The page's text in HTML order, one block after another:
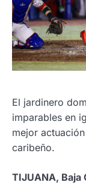
El jardinero
imparables en
mejor
caribeño.
TIJUANA, Baja